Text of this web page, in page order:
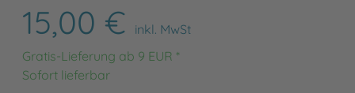
15,00 €
inkl. MwSt
Gratis-Lieferung ab 9 EUR *
Sofort lieferbar